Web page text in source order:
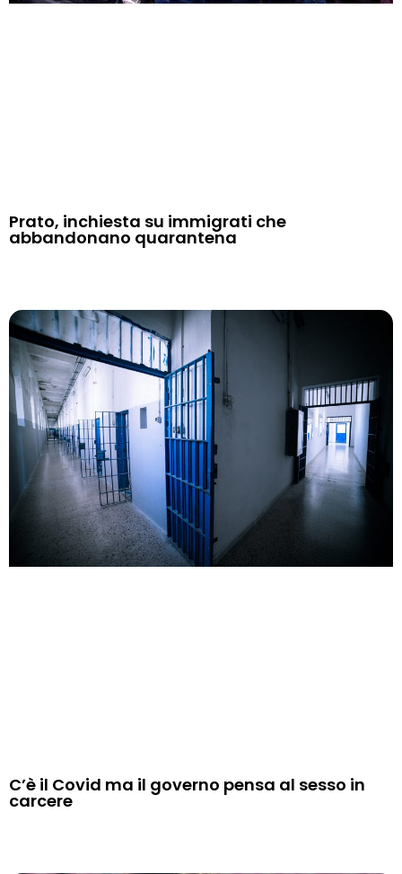
Prato, inchiesta su immigrati che
abbandonano quarantena
C’è il Covid ma il governo pensa al sesso in
carcere